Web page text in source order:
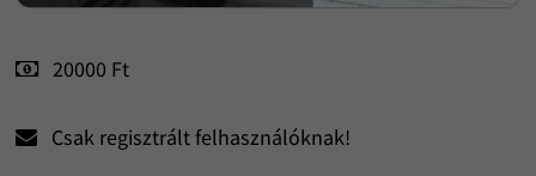
20000 Ft
Csak regisztrált felhasználóknak!